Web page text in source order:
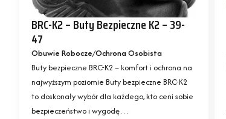
BRC-K2 – Buty Bezpieczne K2 – 39-
47
Obuwie Robocze Ochrona Osobista
Buty bezpieczne BRC-K2 – komfort i ochrona na
najwyższym poziomie Buty bezpieczne BRC-K2
to doskonały wybór dla każdego, kto ceni sobie
bezpieczeństwo i wygodę…